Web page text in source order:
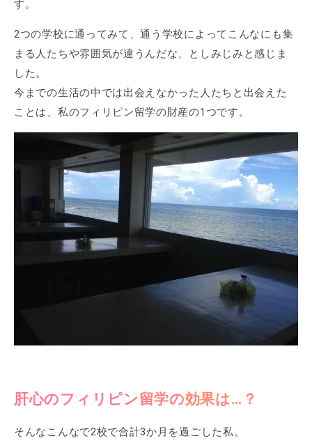
す。
2つの学校に通ってみて、通う学校によってこんなにも集
まる人たちや雰囲気が違うんだな、としみじみと感じま
した。
今までの生活の中では出会えなかった人たちと出会えた
ことは、私のフィリピン留学の財産の1つです。
肝心のフィリピン留学の効果は…？
そんなこんなで2校で合計3か月を過ごした私。